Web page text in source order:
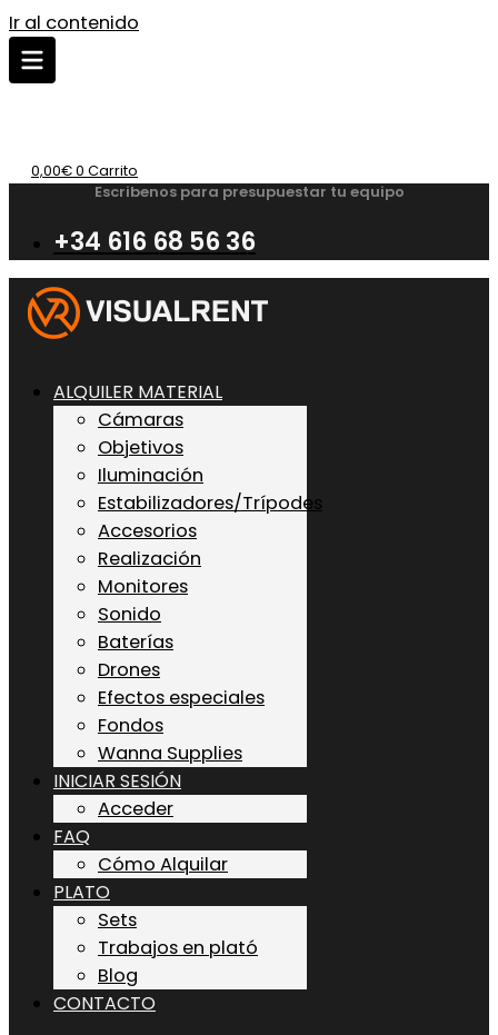
Ir al contenido
0,00€0 Carrito
Escribenos para presupuestar tu equipo
+34 616 68 56 36
ALQUILER MATERIAL
Cámaras
Objetivos
Iluminación
Estabilizadores/Trípodes
Accesorios
Realización
Monitores
Sonido
Baterías
Drones
Efectos especiales
Fondos
Wanna Supplies
INICIAR SESIÓN
Acceder
FAQ
Cómo Alquilar
PLATO
Sets
Trabajos en plató
Blog
CONTACTO